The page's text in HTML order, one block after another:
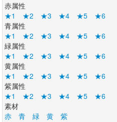
赤属性
★1
★2 ★3 ★4 ★5
★6
青属性
★1
★2 ★3 ★4 ★5
★6
緑属性
★1
★2 ★3 ★4 ★5
★6
黄属性
★1
★2 ★3 ★4 ★5
★6
紫属性
★1
★2 ★3 ★4 ★5
★6
素材
赤
青 緑 黄
紫